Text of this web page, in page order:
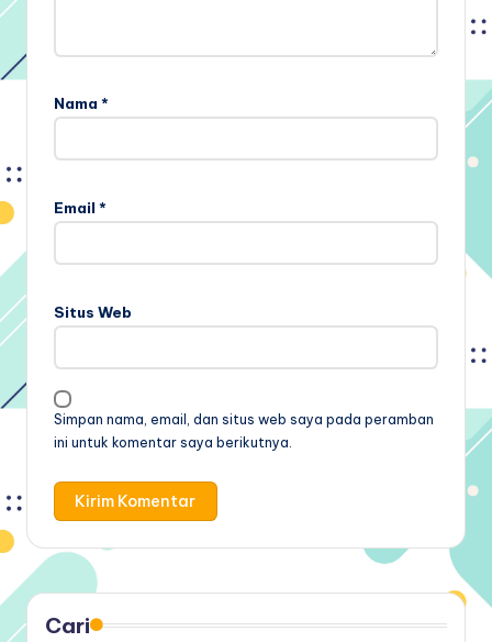
Nama *
Email *
Situs Web
Simpan nama, email, dan situs web saya pada peramban
ini untuk komentar saya berikutnya.
Cari